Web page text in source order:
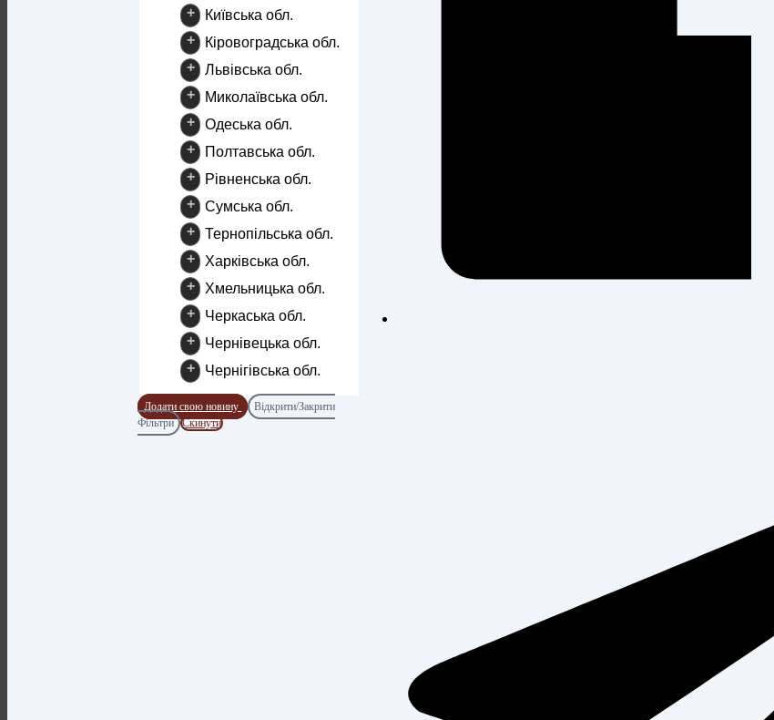
+
Київська обл.
+
Кіровоградська обл.
+
Львівська обл.
+
Миколаївська обл.
+
Одеська обл.
+
Полтавська обл.
+
Рівненська обл.
+
Сумська обл.
+
Тернопільська обл.
+
Харківська обл.
+
Хмельницька обл.
+
Черкаська обл.
+
Чернівецька обл.
+
Чернігівська обл.
Додати свою новину
Відкрити/Закрити
Фільтри
Скинути